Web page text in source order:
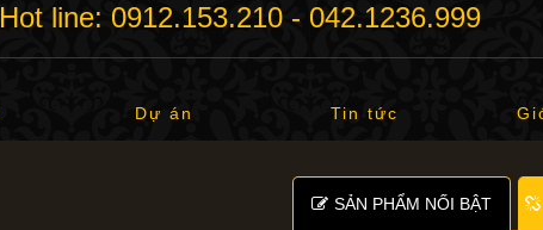
Hot line: 0912.153.210 - 042.1236.999
Dự án Tin tức
SẢN PHẨM NỐI BẬT